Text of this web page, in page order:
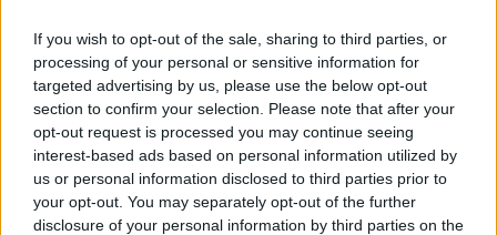
If you wish to opt-out of the sale, sharing to third parties, or
processing of your personal or sensitive information for
targeted advertising by us, please use the below opt-out
section to confirm your selection. Please note that after your
opt-out request is processed you may continue seeing
interest-based ads based on personal information utilized by
us or personal information disclosed to third parties prior to
your opt-out. You may separately opt-out of the further
disclosure of your personal information by third parties on the
Den högsta tillåtna hastigheten på motorvägen var 110
km/tim – enligt polisen körde han i minst 200 km/tim. I
början av förföljandet hade polisbilen svårt att komma i
kapp Ferrarin. Dessutom filmades delar av jakten. Som en
konsekvens av den rediga fortkörningen beslagtogs
Ferrarin. Föraren nekade till fortkörningen, vilket han
också har vidhållit i domstol.